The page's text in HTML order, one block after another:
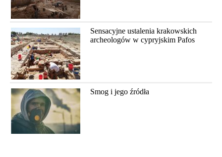
Sensacyjne ustalenia krakowskich
archeologów w cypryjskim Pafos
Smog i jego źródła